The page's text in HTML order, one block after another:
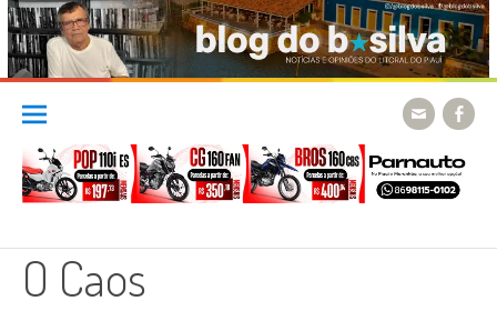
Skip
content
O Caos